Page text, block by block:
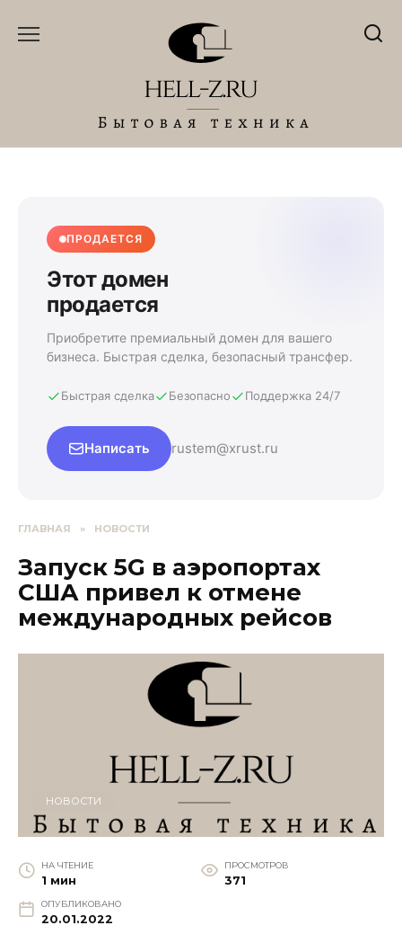
ПРОДАЕТСЯ
Этот домен
продается
Приобретите премиальный домен для вашего
бизнеса. Быстрая сделка, безопасный трансфер.
Быстрая сделка Безопасно Поддержка 24/7
Написать rustem@xrust.ru
ГЛАВНАЯ » НОВОСТИ
Запуск 5G в аэропортах
США привел к отмене
международных рейсов
НОВОСТИ
НА ЧТЕНИЕ
1 мин
ПРОСМОТРОВ
371
ОПУБЛИКОВАНО
20.01.2022